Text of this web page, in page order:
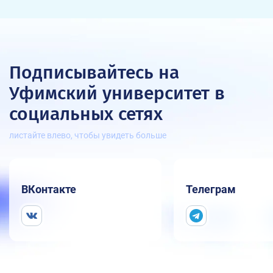
Подписывайтесь на
Уфимский университет в
социальных сетях
листайте влево, чтобы увидеть больше
ВКонтакте Телеграм